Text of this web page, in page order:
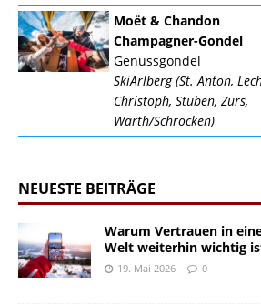
Moët & Chandon
Champagner-Gondel
Genussgondel
SkiArlberg (St. Anton,
Christoph, Stuben, Zürs,
Warth/Schröcken)
NEUESTE BEITRÄGE
Warum Vertrauen in
Welt weiterhin wichtig
19. Mai 2026 0